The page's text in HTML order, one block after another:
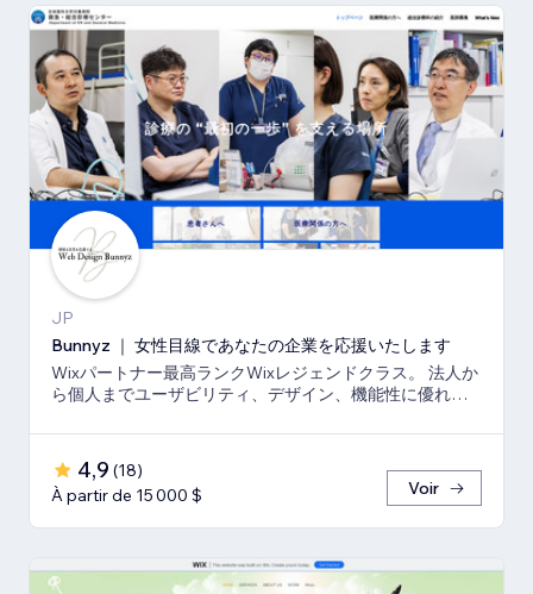
JP
Bunnyz ｜ 女性目線であなたの企業を応援いたします
Wixパートナー最高ランクWixレジェンドクラス。 法人か
ら個人までユーザビリティ、デザイン、機能性に優れた
4,9 (18)
À partir de 15 000 $
Voir